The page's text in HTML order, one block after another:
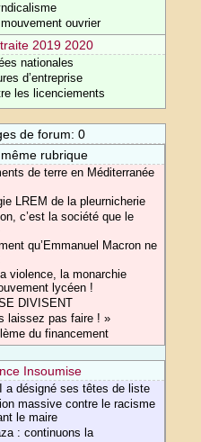
ouvrier
2019 2020
nationales
d’entreprise
les licenciements
de forum: 0
rubrique
de terre en Méditerranée
LREM de la pleurnicherie
c’est la société que le
qu’Emmanuel Macron ne
violence, la monarchie
lycéen !
DIVISENT
laissez pas faire ! »
du financement
Insoumise
a désigné ses têtes de liste
massive contre le racisme
le maire
: continuons la